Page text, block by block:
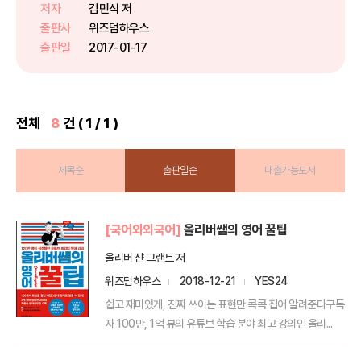
습할 수 있는 때이다. 그럼에도 불
구하고 사람들은 여전히 스트레스
저자
김민식 저
출판사
위즈덤하우스
출판일
2017-01-17
전체 8 건 ( 1 / 1 )
제목순 출판일순 대출가능도서
[국어와외국어] 올리버쌤의 영어 꿀팁
올리버 샨 그랜트 저
위즈덤하우스
2018-12-21
YES24
쉽고 재미있게, 진짜 쓰이는 표현만 콕콕 집어 알려준다구독
자 100만, 1억 뷰의 유튜브 학습 분야 최고 강의인 올리...